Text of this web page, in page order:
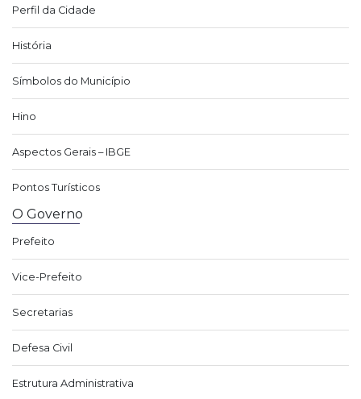
Perfil da Cidade
História
Símbolos do Município
Hino
Aspectos Gerais – IBGE
Pontos Turísticos
O Governo
Prefeito
Vice-Prefeito
Secretarias
Defesa Civil
Estrutura Administrativa